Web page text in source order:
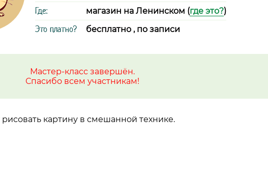
Где: магазин на Ленинском (где это?)
Это платно? бесплатно , по записи
Мастер-класс завершён.
Спасибо всем участникам!
картину в смешанной технике.